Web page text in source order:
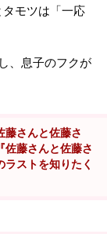
モツは「一応
、息子のフクが
藤さんと佐藤さ
佐藤さんと佐藤さ
ストを知りたく